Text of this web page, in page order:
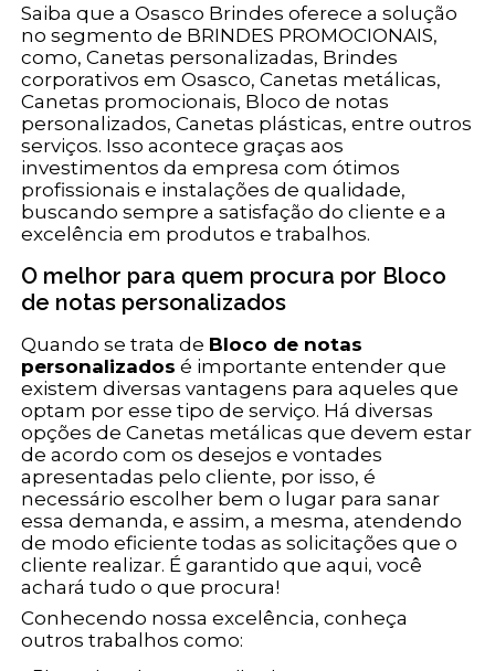
Saiba que a Osasco Brindes oferece a solução
no segmento de BRINDES PROMOCIONAIS,
como, Canetas personalizadas, Brindes
corporativos em Osasco, Canetas metálicas,
Canetas promocionais, Bloco de notas
personalizados, Canetas plásticas, entre outros
serviços. Isso acontece graças aos
investimentos da empresa com ótimos
profissionais e instalações de qualidade,
buscando sempre a satisfação do cliente e a
excelência em produtos e trabalhos.
O melhor para quem procura por Bloco
de notas personalizados
Quando se trata de Bloco de notas
personalizados é importante entender que
existem diversas vantagens para aqueles que
optam por esse tipo de serviço. Há diversas
opções de Canetas metálicas que devem estar
de acordo com os desejos e vontades
apresentadas pelo cliente, por isso, é
necessário escolher bem o lugar para sanar
essa demanda, e assim, a mesma, atendendo
de modo eficiente todas as solicitações que o
cliente realizar. É garantido que aqui, você
achará tudo o que procura!
Conhecendo nossa excelência, conheça
outros trabalhos como: